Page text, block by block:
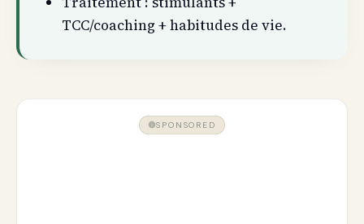
TCC/coaching + habitudes de vie.
SPONSORED